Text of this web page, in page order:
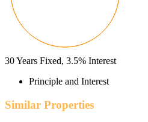
30Years Fixed, 3.5% Interest
Principle and Interest
Similar Properties